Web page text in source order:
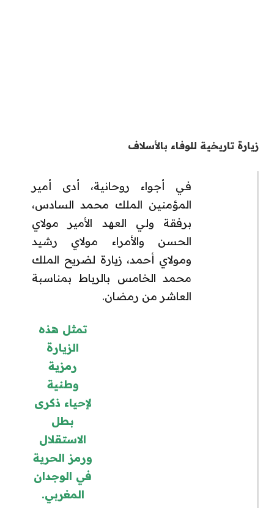
زيارة تاريخية للوفاء بالأسلاف
في أجواء روحانية، أدى أمير
المؤمنين الملك محمد السادس،
برفقة ولي العهد الأمير مولاي
الحسن والأمراء مولاي رشيد
ومولاي أحمد، زيارة لضريح الملك
محمد الخامس بالرباط بمناسبة
العاشر من رمضان.
تمثل هذه
الزيارة
رمزية
وطنية
لإحياء ذكرى
بطل
الاستقلال
ورمز الحرية
في الوجدان
المغربي.